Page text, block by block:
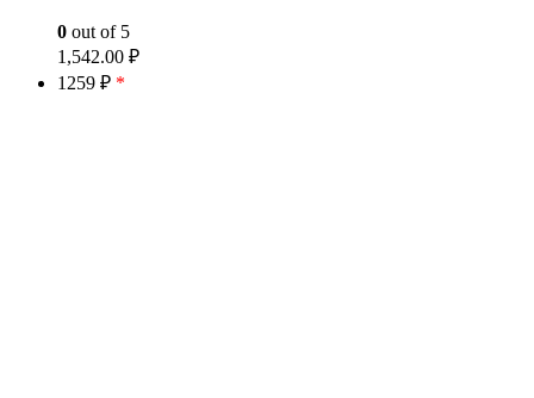
0 out of 5
1,542.00 ₽
1259 ₽ *